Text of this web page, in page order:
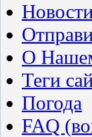
О
Теги
Погода
FAQ